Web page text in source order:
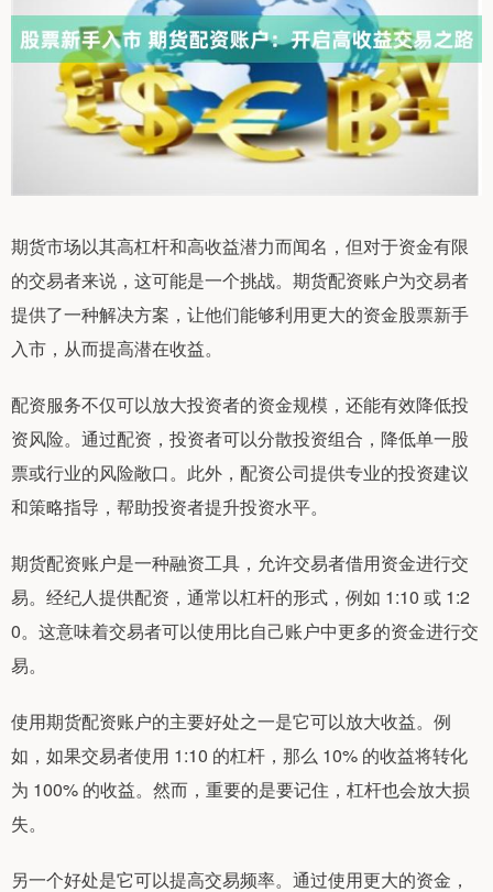
期货市场以其高杠杆和高收益潜力而闻名，但对于资金有限
的交易者来说，这可能是一个挑战。期货配资账户为交易者
提供了一种解决方案，让他们能够利用更大的资金股票新手
入市，从而提高潜在收益。
配资服务不仅可以放大投资者的资金规模，还能有效降低投
资风险。通过配资，投资者可以分散投资组合，降低单一股
票或行业的风险敞口。此外，配资公司提供专业的投资建议
和策略指导，帮助投资者提升投资水平。
期货配资账户是一种融资工具，允许交易者借用资金进行交
易。经纪人提供配资，通常以杠杆的形式，例如 1:10 或 1:2
0。这意味着交易者可以使用比自己账户中更多的资金进行交
易。
使用期货配资账户的主要好处之一是它可以放大收益。例
如，如果交易者使用 1:10 的杠杆，那么 10% 的收益将转化
为 100% 的收益。然而，重要的是要记住，杠杆也会放大损
失。
另一个好处是它可以提高交易频率。通过使用更大的资金，